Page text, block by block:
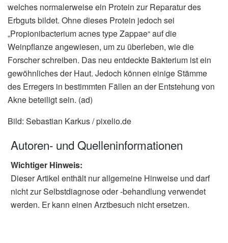
welches normalerweise ein Protein zur Reparatur des
Erbguts bildet. Ohne dieses Protein jedoch sei
„Propionibacterium acnes type Zappae“ auf die
Weinpflanze angewiesen, um zu überleben, wie die
Forscher schreiben. Das neu entdeckte Bakterium ist ein
gewöhnliches der Haut. Jedoch können einige Stämme
des Erregers in bestimmten Fällen an der Entstehung von
Akne beteiligt sein. (ad)
Bild: Sebastian Karkus / pixelio.de
Autoren- und Quelleninformationen
Wichtiger Hinweis:
Dieser Artikel enthält nur allgemeine Hinweise und darf
nicht zur Selbstdiagnose oder -behandlung verwendet
werden. Er kann einen Arztbesuch nicht ersetzen.